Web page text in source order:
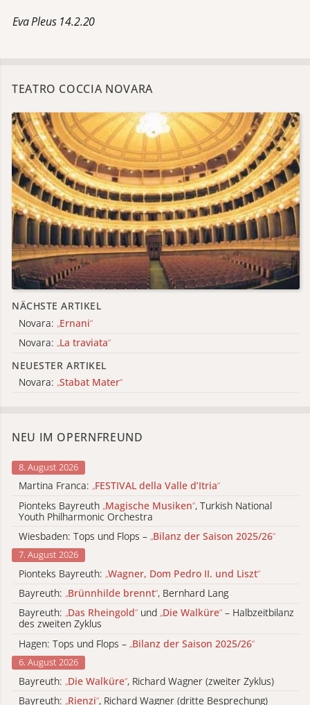
Eva Pleus 14.2.20
TEATRO COCCIA NOVARA
NÄCHSTE ARTIKEL
Novara: „Ernani“
Novara: „La traviata“
NEUESTER ARTIKEL
Novara: „Stabat Mater“
NEU IM OPERNFREUND
8. August 2026
Martina Franca: „FESTIVAL della Valle d’Itria“
Pionteks Bayreuth „Magische Musiken“, Turkish National
Youth Philharmonic Orchestra
Wiesbaden: Tops und Flops – „Bilanz der Saison 2025/26“
7. August 2026
Pionteks Bayreuth: „Wagner, Dom Pedro II. und Liszt“
Bayreuth: „Brünnhilde brennt“, Bernhard Lang
Bayreuth: „Das Rheingold“ und „Die Walküre“ – Halbzeitbilanz
des zweiten Zyklus
Hagen: Tops und Flops – „Bilanz der Saison 2025/26“
6. August 2026
Bayreuth: „Die Walküre“, Richard Wagner (zweiter Zyklus)
Bayreuth: „Rienzi“, Richard Wagner (dritte Besprechung)